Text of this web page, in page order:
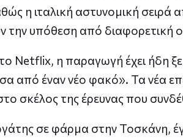
η ιταλική αστυνομική σειρά
την υπόθεση από διαφορετική
Netflix, η παραγωγή έχει ήδη
από έναν νέο φακό». Τα νέα
σκέλος της έρευνας που
σε φάρμα στην Τοσκάνη,